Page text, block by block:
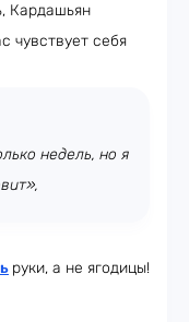
Кардашьян
чувствует себя
недель, но я
руки, а не ягодицы!